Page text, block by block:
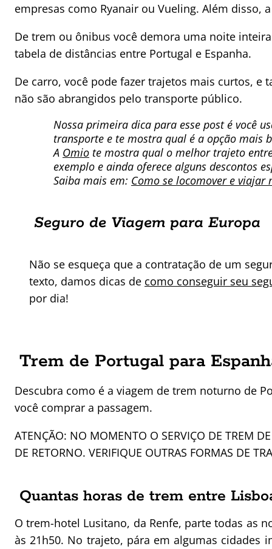
empresas como Ryanair ou Vueling. Além disso,
De trem ou ônibus você demora uma noite
tabela de distâncias entre Portugal e Espanha.
De carro, você pode fazer trajetos mais curtos, e
não são abrangidos pelo transporte público.
Nossa primeira dica para esse post é você
transporte e te mostra qual é a opção mais
A Omio te mostra qual o melhor trajeto
exemplo e ainda oferece alguns descontos
Saiba mais em: Como se locomover e viajar
Seguro de Viagem para Europa
Não se esqueça que a contratação de um
texto, damos dicas de como conseguir seu
por dia!
Trem de Portugal para
Descubra como é a viagem de trem noturno de
você comprar a passagem.
ATENÇÃO: NO MOMENTO O SERVIÇO DE TREM
DE RETORNO. VERIFIQUE OUTRAS FORMAS DE
Quantas horas de trem entre
O trem-hotel Lusitano, da Renfe, parte todas as
às 21h50. No trajeto, pára em algumas cidades